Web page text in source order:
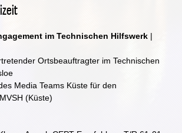
im Technischen Hilfswerk |
Ortsbeauftragter im Technischen
Media Teams Küste für den
(Küste)